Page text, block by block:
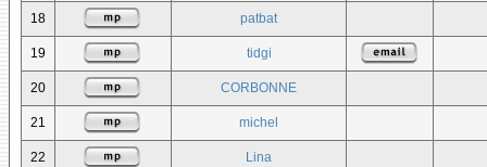
18 patbat
19 tidgi
20 CORBONNE
21 michel
22 Lina